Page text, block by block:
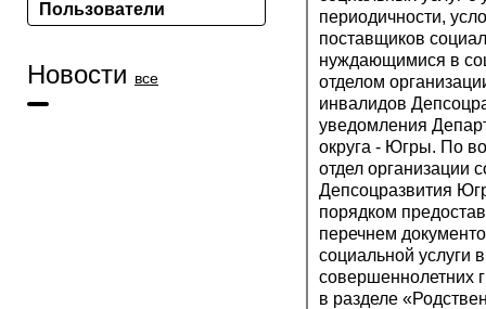
периодичности,
поставщиков
нуждающимися в
отделом
инвалидов
уведомления
округа - Югры. По
отдел организации
Депсоцразвития
порядком
перечнем
социальной услуги
совершеннолетних
в разделе
Пользователи
Новости все